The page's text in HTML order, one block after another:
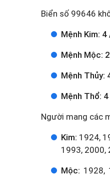
Biển số 99646
Mệnh Kim:
Mệnh Mộc:
Mệnh Thủy:
Mệnh Thổ:
Người mang các
Kim: 1924,
1993, 2000,
Mộc: 1928,